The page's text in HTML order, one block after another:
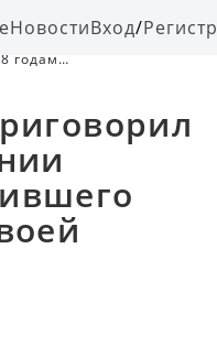
НовостиВход/
годам